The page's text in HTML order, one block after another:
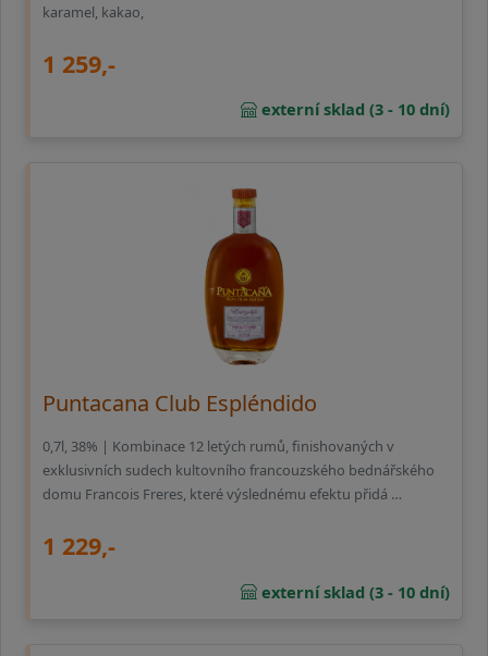
karamel, kakao,
1 259,-
externí sklad (3 - 10 dní)
Puntacana Club Espléndido
0,7l, 38% | Kombinace 12 letých rumů, finishovaných v
exklusivních sudech kultovního francouzského bednářského
domu Francois Freres, které výslednému efektu přidá …
1 229,-
externí sklad (3 - 10 dní)